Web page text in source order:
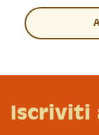
Iscriviti